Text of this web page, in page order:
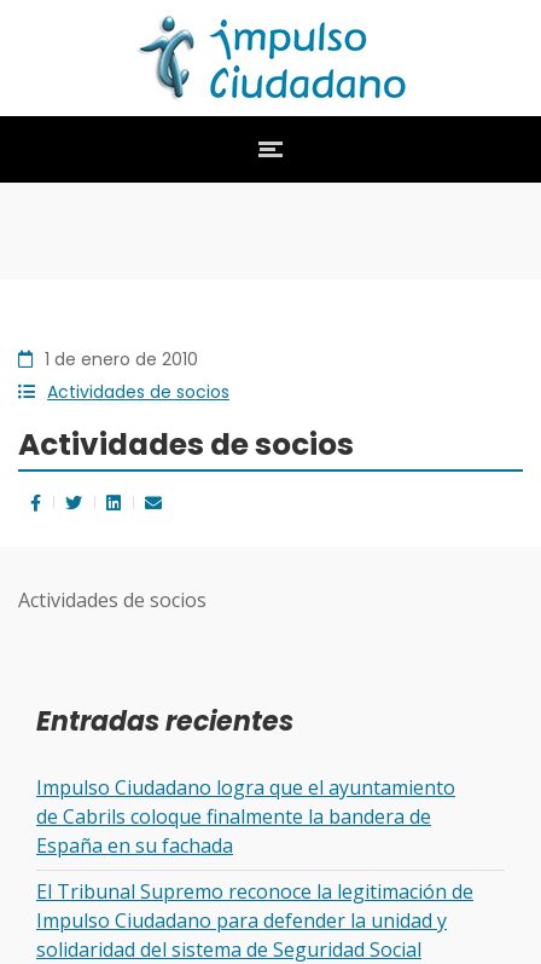
1 de enero de 2010
Actividades de socios
Actividades de socios
Actividades de socios
Entradas recientes
Impulso Ciudadano logra que el ayuntamiento
de Cabrils coloque finalmente la bandera de
España en su fachada
El Tribunal Supremo reconoce la legitimación de
Impulso Ciudadano para defender la unidad y
solidaridad del sistema de Seguridad Social